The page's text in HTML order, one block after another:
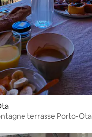
terrasse Porto-Ota